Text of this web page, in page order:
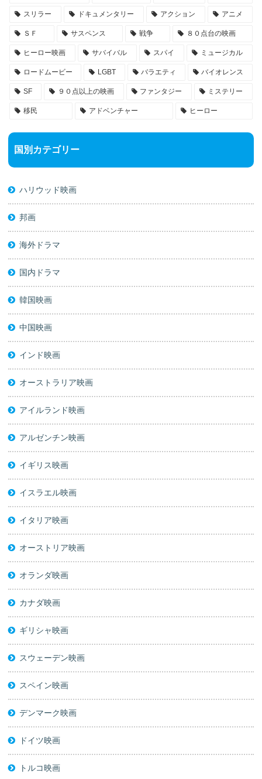
スリラー ドキュメンタリー アクション アニメ
ＳＦ サスペンス 戦争 ８０点台の映画
ヒーロー映画 サバイバル スパイ ミュージカル
ロードムービー LGBT バラエティ バイオレンス
SF ９０点以上の映画 ファンタジー ミステリー
移民 アドベンチャー ヒーロー
国別カテゴリー
ハリウッド映画
邦画
海外ドラマ
国内ドラマ
韓国映画
中国映画
インド映画
オーストラリア映画
アイルランド映画
アルゼンチン映画
イギリス映画
イスラエル映画
イタリア映画
オーストリア映画
オランダ映画
カナダ映画
ギリシャ映画
スウェーデン映画
スペイン映画
デンマーク映画
ドイツ映画
トルコ映画